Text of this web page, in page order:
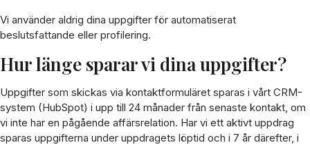
Vi använder aldrig dina uppgifter för automatiserat
beslutsfattande eller profilering.
Hur länge sparar vi dina uppgifter?
Uppgifter som skickas via kontaktformuläret sparas i vårt CRM-
system (HubSpot) i upp till 24 månader från senaste kontakt, om
vi inte har en pågående affärsrelation. Har vi ett aktivt uppdrag
sparas uppgifterna under uppdragets löptid och i 7 år därefter, i